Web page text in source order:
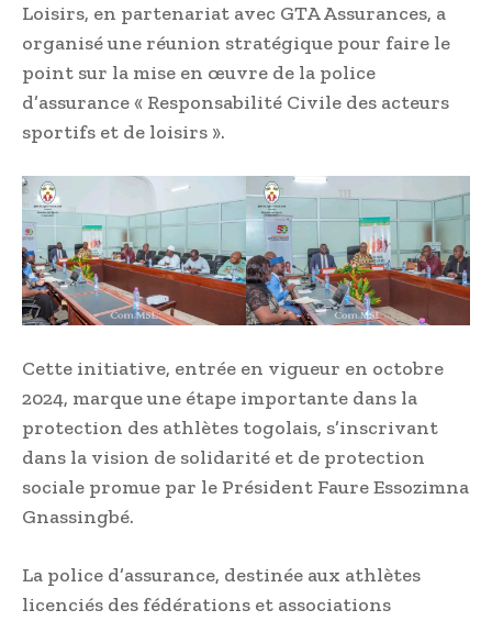
Loisirs, en partenariat avec GTA Assurances, a
organisé une réunion stratégique pour faire le
point sur la mise en œuvre de la police
d’assurance « Responsabilité Civile des acteurs
sportifs et de loisirs ».
Cette initiative, entrée en vigueur en octobre
2024, marque une étape importante dans la
protection des athlètes togolais, s’inscrivant
dans la vision de solidarité et de protection
sociale promue par le Président Faure Essozimna
Gnassingbé.
La police d’assurance, destinée aux athlètes
licenciés des fédérations et associations